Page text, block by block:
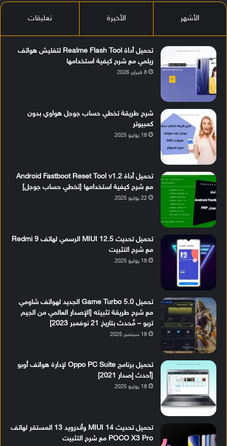
الأشهر الأخيرة تعليقات
تحميل أداة Realme Flash Tool لتفليش هواتف
ريلمي مع شرح كيفية استخدامها
8 فبراير 2026
شرح طريقة تخطي حساب جوجل هواوي بدون
كمبيوتر
18 يوليو 2025
تحميل أداة Android Fastboot Reset Tool v1.2
مع شرح كيفية استخدامها [تخطي حساب جوجل]
22 يوليو 2025
تحميل تحديث MIUI 12.5 الرسمي لهاتف Redmi 9
مع شرح التثبيت
18 يوليو 2025
تحميل Game Turbo 5.0 الجديد لهواتف شاومي
مع شرح طريقة تثبيته [الإصدار العالمي من الجيم
تربو – مُحدث بتاريخ 21 نوفمبر 2023]
18 سبتمبر 2025
تحميل برنامج Oppo PC Suite لإدارة هواتف أوبو
[أحدث إصدار 2021]
18 يوليو 2025
تحميل تحديث MIUI 14 وأندرويد 13 المستقر لهاتف
POCO X3 Pro مع شرح التثبيت